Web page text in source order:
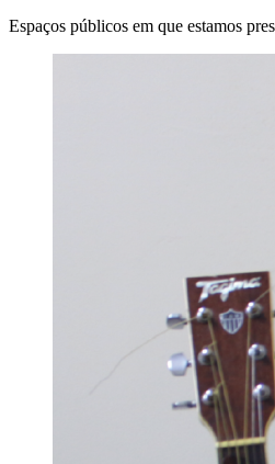
Espaços públicos em que estamos